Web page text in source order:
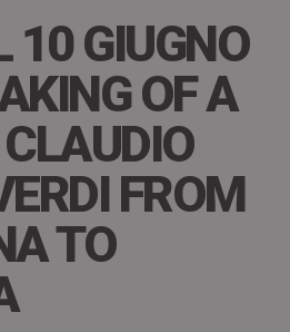
10 GIUGNO
OF A
FROM
TO